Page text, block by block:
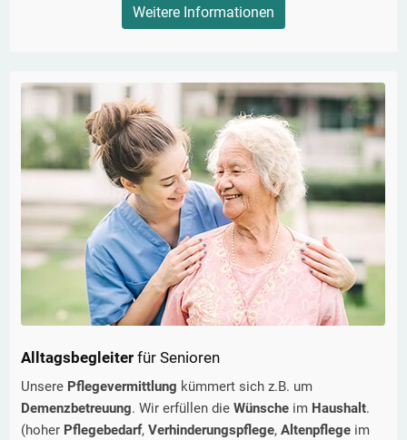
Weitere Informationen
Alltagsbegleiter für Senioren
Unsere Pflegevermittlung kümmert sich z.B. um
Demenzbetreuung. Wir erfüllen die Wünsche im Haushalt.
(hoher Pflegebedarf, Verhinderungspflege, Altenpflege im